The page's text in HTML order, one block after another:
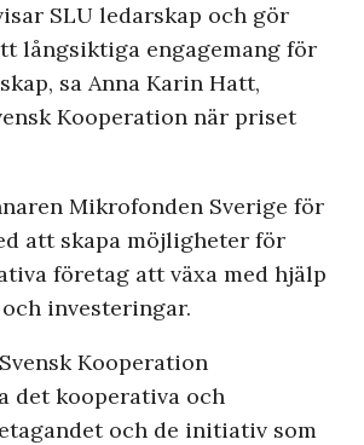
SLU ledarskap och gör
långsiktiga engagemang för
sa Anna Karin Hatt,
Kooperation när priset
Mikrofonden Sverige för
att skapa möjligheter för
företag att växa med hjälp
investeringar.
Kooperation
det kooperativa och
och de initiativ som